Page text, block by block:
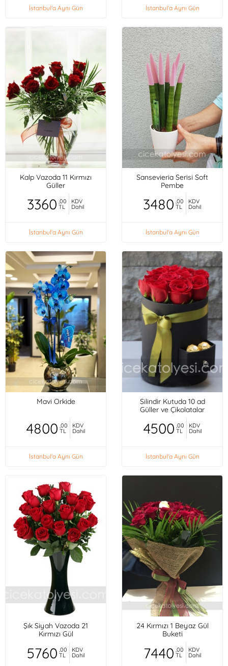
İstanbul'a Aynı Gün İstanbul'a Aynı Gün
Kalp Vazoda 11 Kırmızı
Güller
3360 ,00
TL
KDV
Dahil
İstanbul'a Aynı Gün
Sansevieria Serisi Soft
Pembe
3480 ,00
TL
KDV
Dahil
İstanbul'a Aynı Gün
Mavi Orkide
4800 ,00
TL
KDV
Dahil
İstanbul'a Aynı Gün
Silindir Kutuda 10 ad
Güller ve Çikolatalar
4500 ,00
TL
KDV
Dahil
İstanbul'a Aynı Gün
Şık Siyah Vazoda 21
Kırmızı Gül
5760 ,00
TL
KDV
Dahil
24 Kırmızı 1 Beyaz Gül
Buketi
7440 ,00
TL
KDV
Dahil